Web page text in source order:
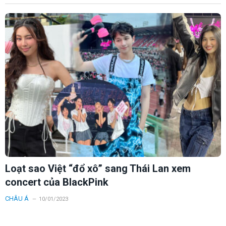
Loạt sao Việt “đổ xô” sang Thái Lan xem
concert của BlackPink
CHÂU Á 10/01/2023